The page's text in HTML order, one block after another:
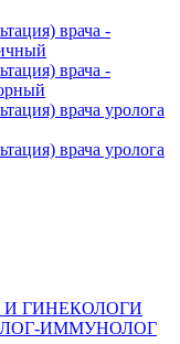
врача -
врача -
врача уролога
врача уролога
ГИНЕКОЛОГИ
ИММУНОЛОГ